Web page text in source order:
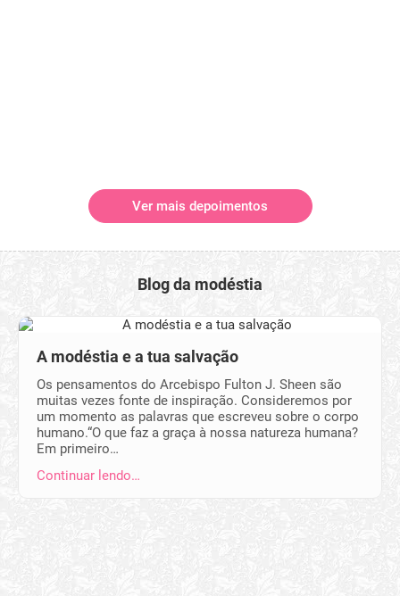
Ver mais depoimentos
Blog da modéstia
A modéstia e a tua salvação
Os pensamentos do Arcebispo Fulton J. Sheen são
muitas vezes fonte de inspiração. Consideremos por
um momento as palavras que escreveu sobre o corpo
humano.“O que faz a graça à nossa natureza humana?
Em primeiro…
Continuar lendo…